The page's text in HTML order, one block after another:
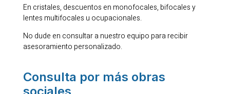
En cristales, descuentos en monofocales, bifocales y
lentes multifocales u ocupacionales.
No dude en consultar a nuestro equipo para recibir
asesoramiento personalizado.
Consulta por más obras
sociales